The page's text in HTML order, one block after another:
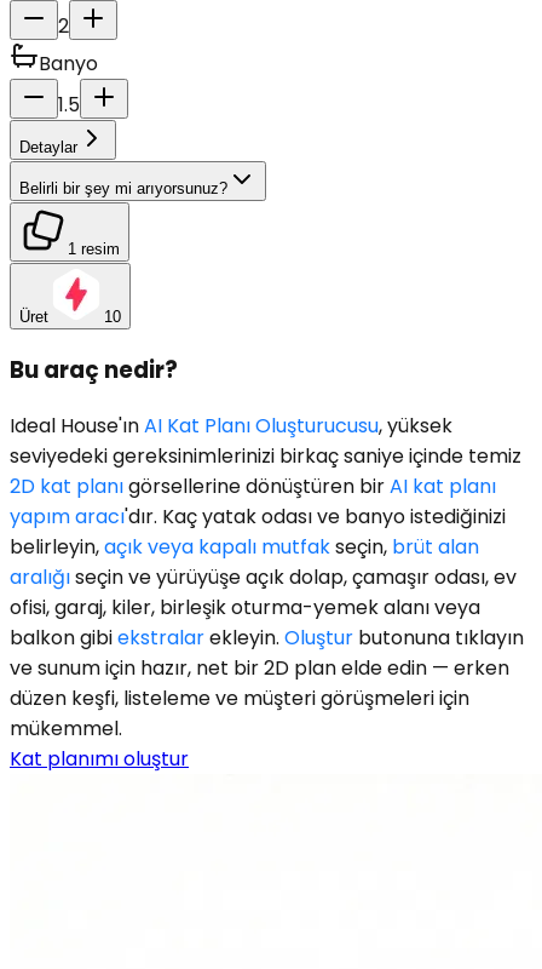
2
Banyo
1.5
Detaylar
Belirli bir şey mi arıyorsunuz?
1 resim
Üret 10
Bu araç nedir?
Ideal House'ınAI Kat Planı Oluşturucusu, yüksek
seviyedeki gereksinimlerinizi birkaç saniye içinde temiz
2D kat planıgörsellerine dönüştüren birAI kat planı
yapım aracı'dır. Kaç yatak odası ve banyo istediğinizi
belirleyin,açık veya kapalı mutfakseçin, brüt alan
aralığıseçin ve yürüyüşe açık dolap, çamaşır odası, ev
ofisi, garaj, kiler, birleşik oturma-yemek alanı veya
balkon gibiekstralarekleyin. Oluştur butonuna tıklayın
ve sunum için hazır, net bir 2D plan elde edin — erken
düzen keşfi, listeleme ve müşteri görüşmeleri için
mükemmel.
Kat planımı oluştur